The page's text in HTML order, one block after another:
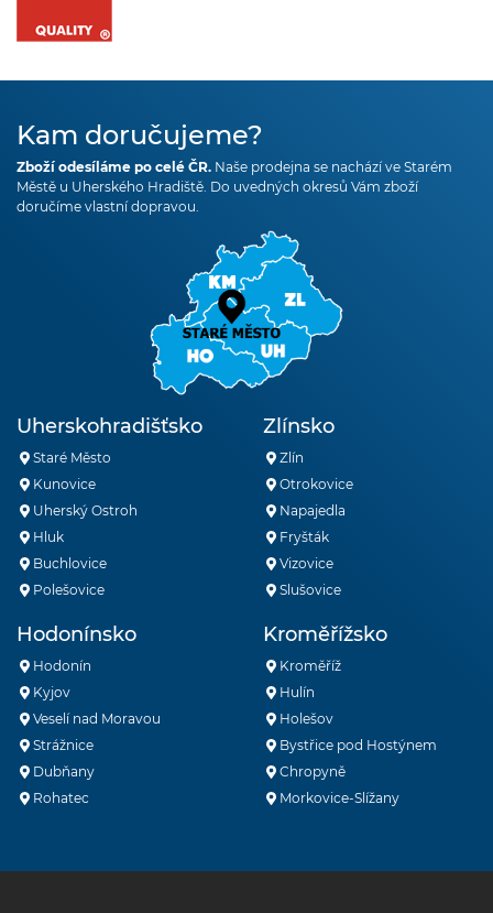
Kam doručujeme?
Zboží odesíláme po celé ČR. Naše prodejna se nachází ve Starém
Městě u Uherského Hradiště. Do uvedných okresů Vám zboží
doručíme vlastní dopravou.
Uherskohradišťsko
Staré Město
Kunovice
Uherský Ostroh
Hluk
Buchlovice
Polešovice
Zlínsko
Zlín
Otrokovice
Napajedla
Fryšták
Vizovice
Slušovice
Hodonínsko
Hodonín
Kyjov
Veselí nad Moravou
Strážnice
Dubňany
Rohatec
Kroměřížsko
Kroměříž
Hulín
Holešov
Bystřice pod Hostýnem
Chropyně
Morkovice-Slížany